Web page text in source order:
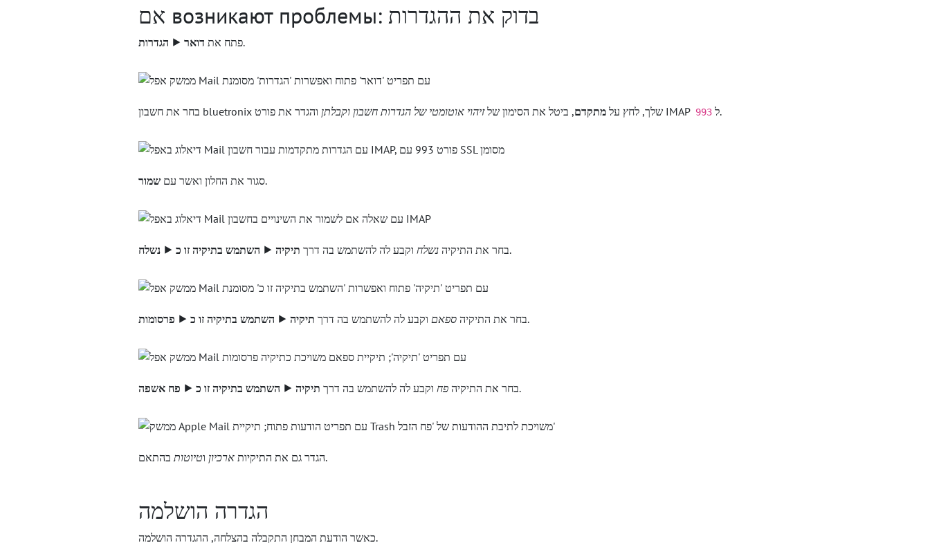
אם возникают проблемы: בדוק את ההגדרות
פתח את דואר ⯈ הגדרות .
בחר את חשבון bluetronix שלך, לחץ על מתקדם, ביטל את הסימון שלזיהוי אוטומטי של הגדרות חשבון וקבלתן והגדר את פורט IMAP ל 993 .
סגור את החלון ואשר עם שמור .
בחר את התיקיה נשלח וקבע לה להשתמש בה דרך תיקיה ⯈ השתמש בתיקיה זו כ ⯈ נשלח .
בחר את התיקיה ספאם וקבע לה להשתמש בה דרך תיקיה ⯈ השתמש בתיקיה זו כ ⯈ פרסומות .
בחר את התיקיה פח וקבע לה להשתמש בה דרך תיקיה ⯈ השתמש בתיקיה זו כ ⯈ פח אשפה .
הגדר גם את התיקיות ארכיון וטיוטות בהתאם.
הגדרה הושלמה
כאשר הודעת המבחן התקבלה בהצלחה, ההגדרה הושלמה.